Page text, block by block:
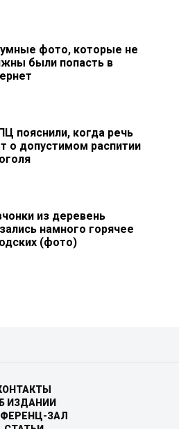
фото, которые не
были попасть в
пояснили, когда речь
о допустимом распитии
из деревень
намного горячее
(фото)
ИЗДАНИИ
ЗАЛ